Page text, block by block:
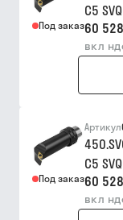
Под заказ
C5
60
вкл
Под заказ
Артикул
C5
60
вкл